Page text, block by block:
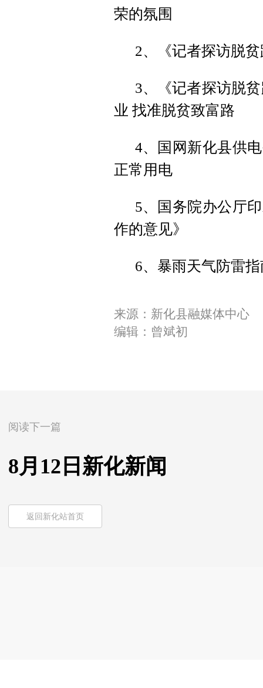
荣的氛围
2、《记者探访脱
3、《记者探访脱
业 找准脱贫致富路
4、国网新化县供
正常用电
5、国务院办公厅
作的意见》
6、暴雨天气防雷指
来源：新化县融媒体中心
编辑：曾斌初
阅读下一篇
8月12日新化新闻
返回新化站首页